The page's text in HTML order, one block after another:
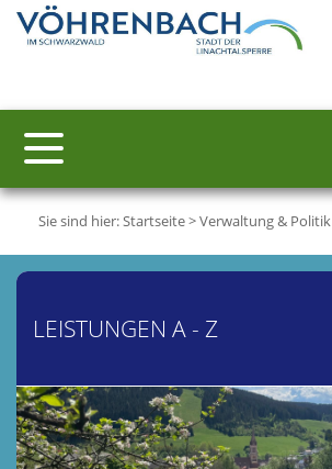
Sie sind hier:Startseite>Verwaltung & Politik
LEISTUNGEN A - Z